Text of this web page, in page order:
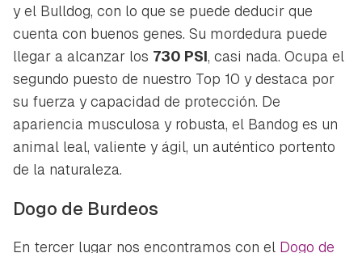
y el Bulldog, con lo que se puede deducir que
cuenta con buenos genes. Su mordedura puede
llegar a alcanzar los 730 PSI, casi nada. Ocupa el
segundo puesto de nuestro Top 10 y destaca por
su fuerza y capacidad de protección. De
apariencia musculosa y robusta, el Bandog es un
animal leal, valiente y ágil, un auténtico portento
de la naturaleza.
Dogo de Burdeos
En tercer lugar nos encontramos con el Dogo de